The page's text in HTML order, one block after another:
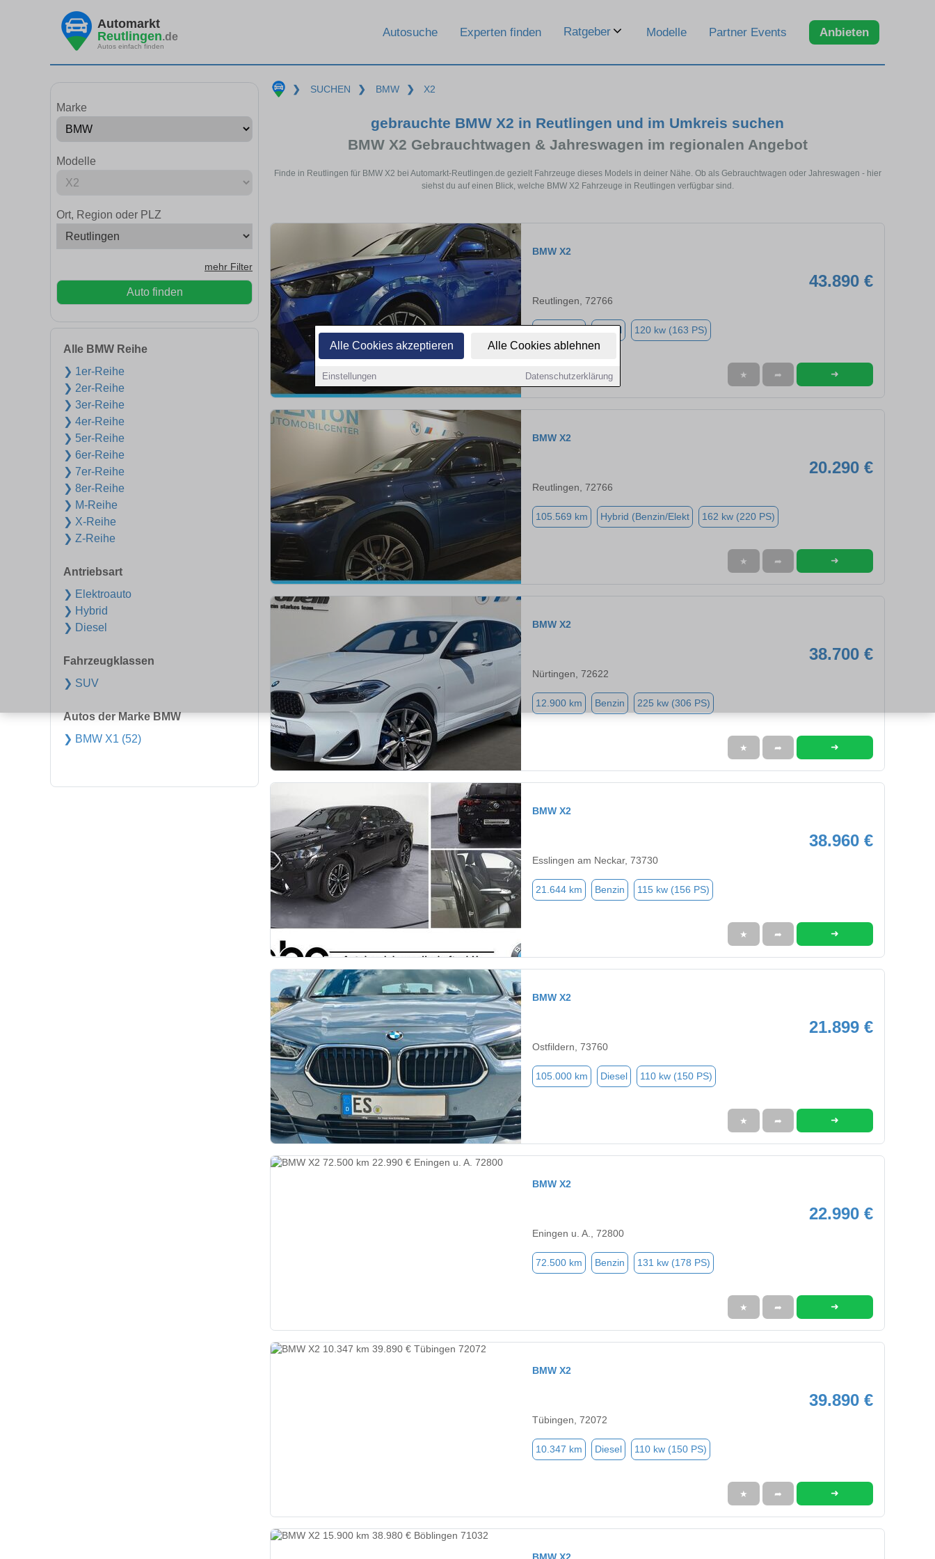
Alle Cookies akzeptieren Alle Cookies ablehnen
Einstellungen Datenschutzerklärung
Automarkt
Reutlingen.de
Autos einfach finden
Autosuche Experten finden Ratgeber Modelle Partner Events Anbieten
Marke
Modelle
Ort, Region oder PLZ
mehr Filter
Auto finden
Alle BMW Reihe
❯ 1er-Reihe
❯ 2er-Reihe
❯ 3er-Reihe
❯ 4er-Reihe
❯ 5er-Reihe
❯ 6er-Reihe
❯ 7er-Reihe
❯ 8er-Reihe
❯ M-Reihe
❯ X-Reihe
❯ Z-Reihe
Antriebsart
❯ Elektroauto
❯ Hybrid
❯ Diesel
Fahrzeugklassen
❯ SUV
Autos der Marke BMW
❯ BMW X1 (52)
❯ SUCHEN ❯ BMW ❯ X2
gebrauchte BMW X2 in Reutlingen und im Umkreis suchen
BMW X2 Gebrauchtwagen & Jahreswagen im regionalen Angebot
Finde in Reutlingen für BMW X2 bei Automarkt-Reutlingen.de gezielt Fahrzeuge dieses Models in deiner Nähe. Ob als Gebrauchtwagen oder Jahreswagen - hier
siehst du auf einen Blick, welche BMW X2 Fahrzeuge in Reutlingen verfügbar sind.
BMW X2
43.890 €
Reutlingen, 72766
Diesel 120 kw (163 PS)
★ ➦ ➜
BMW X2
20.290 €
Reutlingen, 72766
105.569 km Hybrid (Benzin/Elekt 162 kw (220 PS)
★ ➦ ➜
BMW X2
38.700 €
Nürtingen, 72622
12.900 km Benzin 225 kw (306 PS)
★ ➦ ➜
BMW X2
38.960 €
Esslingen am Neckar, 73730
21.644 km Benzin 115 kw (156 PS)
★ ➦ ➜
BMW X2
21.899 €
Ostfildern, 73760
105.000 km Diesel 110 kw (150 PS)
★ ➦ ➜
BMW X2
22.990 €
Eningen u. A., 72800
72.500 km Benzin 131 kw (178 PS)
★ ➦ ➜
BMW X2
39.890 €
Tübingen, 72072
10.347 km Diesel 110 kw (150 PS)
★ ➦ ➜